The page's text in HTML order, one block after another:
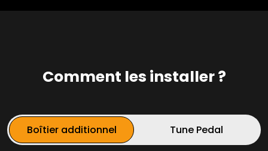
Comment les installer ?
Boîtier additionnel Tune Pedal